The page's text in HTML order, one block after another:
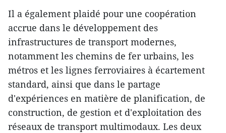
Il a également plaidé pour une coopération
accrue dans le développement des
infrastructures de transport modernes,
notamment les chemins de fer urbains, les
métros et les lignes ferroviaires à écartement
standard, ainsi que dans le partage
d'expériences en matière de planification, de
construction, de gestion et d'exploitation des
réseaux de transport multimodaux. Les deux